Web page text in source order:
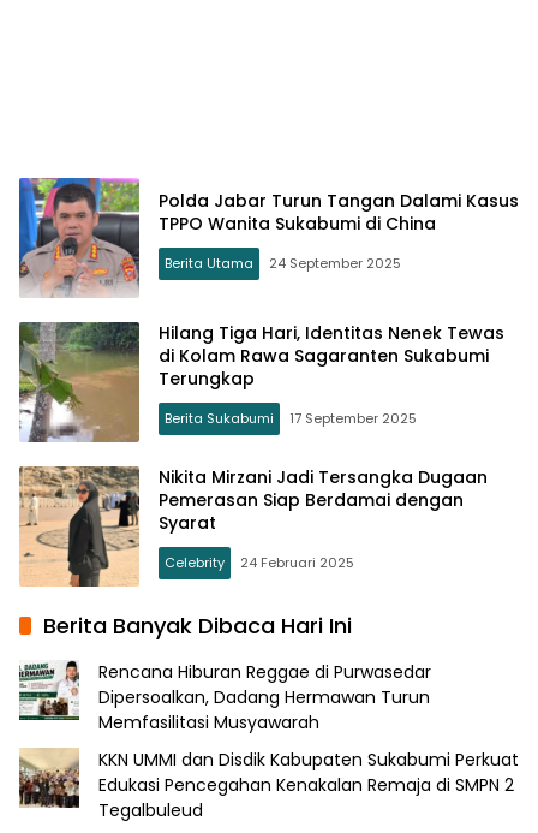
Polda Jabar Turun Tangan Dalami Kasus
TPPO Wanita Sukabumi di China
Berita Utama 24 September 2025
Hilang Tiga Hari, Identitas Nenek Tewas
di Kolam Rawa Sagaranten Sukabumi
Terungkap
Berita Sukabumi 17 September 2025
Nikita Mirzani Jadi Tersangka Dugaan
Pemerasan Siap Berdamai dengan
Syarat
Celebrity 24 Februari 2025
Berita Banyak Dibaca Hari Ini
Rencana Hiburan Reggae di Purwasedar
Dipersoalkan, Dadang Hermawan Turun
Memfasilitasi Musyawarah
KKN UMMI dan Disdik Kabupaten Sukabumi Perkuat
Edukasi Pencegahan Kenakalan Remaja di SMPN 2
Tegalbuleud